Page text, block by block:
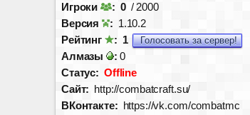
Игроки
: 0 / 2000
Версия
: 1.10.2
Рейтинг
: 1 Голосовать за сервер!
Алмазы : 0
Статус: Offline
Сайт: http://combatcraft.su/
ВКонтакте: https://vk.com/combatmc